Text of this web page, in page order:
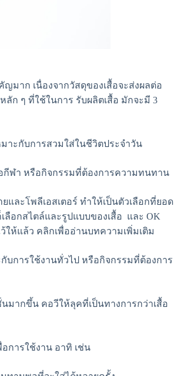
มาก เนื่องจากวัสดุของเสื้อจะส่งผลต่อ
ก ๆ ที่ใช้ในการ รับผลิตเสื้อ มักจะมี 3
าะกับการสวมใส่ในชีวิตประจำวัน
อกีฬา หรือกิจกรรมที่ต้องการความทนทาน
และโพลีเอสเตอร์ ทำให้เป็นตัวเลือกที่ยอด
ลือกสไตล์และรูปแบบของเสื้อ และ OK
ให้แล้ว คลิกเพื่ออ่านบทความเพิ่มเติม
บการใช้งานทั่วไป หรือกิจกรรมที่ต้องการ
มากขึ้น คอวีให้ลุคที่เป็นทางการกว่าเสื้อ
การใช้งาน อาทิ เช่น